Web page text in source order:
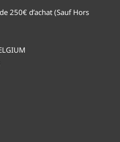
250€ d’achat (Sauf Hors